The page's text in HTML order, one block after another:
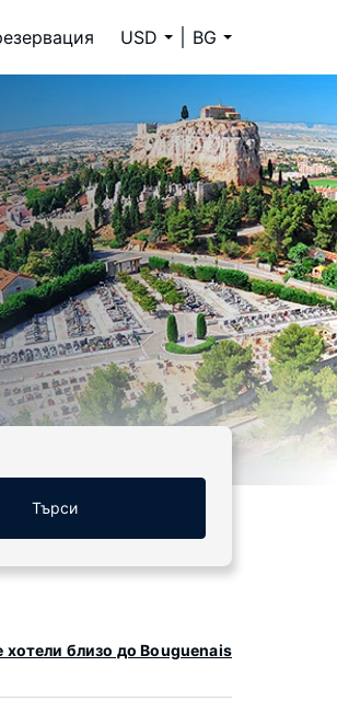
USD BG
Търси
хотели близо до Bouguenais